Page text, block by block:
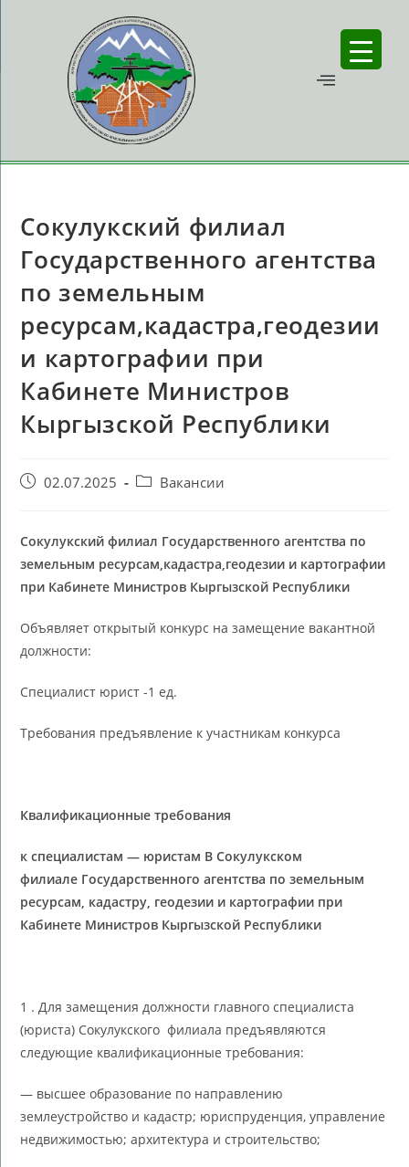
Сокулукский филиал
Государственного агентства
по земельным
ресурсам,кадастра,геодезии
и картографии при
Кабинете Министров
Кыргызской Республики
02.07.2025 Вакансии
Сокулукский филиал Государственного агентства по
земельным ресурсам,кадастра,геодезии и картографии
при Кабинете Министров Кыргызской Республики
Объявляет открытый конкурс на замещение вакантной
должности:
Специалист юрист -1 ед.
Требования предъявление к участникам конкурса
Квалификационные требования
к специалистам — юристам В Сокулукском
филиале Государственного агентства по земельным
ресурсам, кадастру, геодезии и картографии при
Кабинете Министров Кыргызской Республики
1 . Для замещения должности главного специалиста
(юриста) Сокулукского филиала предъявляются
следующие квалификационные требования:
— высшее образование по направлению
землеустройство и кадастр; юриспруденция, управление
недвижимостью; архитектура и строительство;